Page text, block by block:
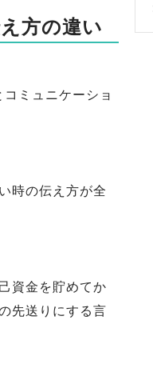
方の違い
ミュニケーショ
時の伝え方が全
資金を貯めてか
先送りにする言